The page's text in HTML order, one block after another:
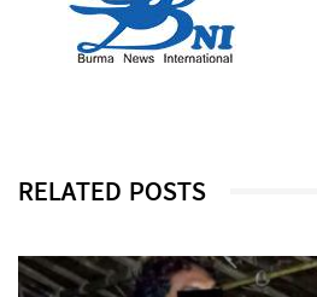
RELATED POSTS